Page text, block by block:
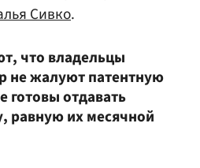
Сивко.
что владельцы
не жалуют патентную
готовы отдавать
равную их месячной